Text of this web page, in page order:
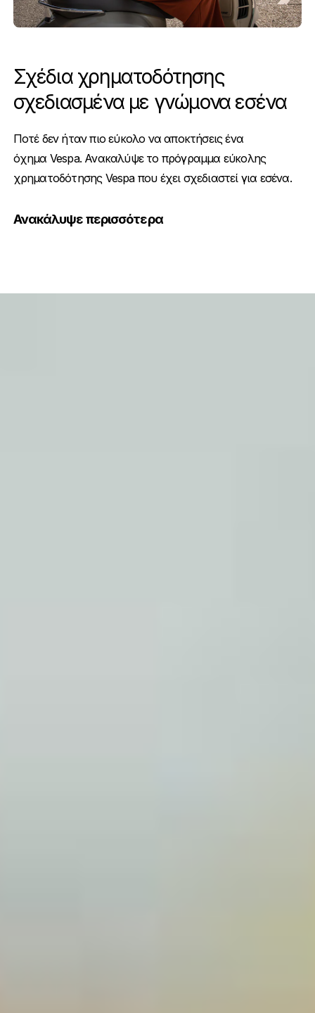
Σχέδια χρηματοδότησης
σχεδιασμένα με γνώμονα εσένα
Ποτέ δεν ήταν πιο εύκολο να αποκτήσεις ένα
όχημα Vespa. Ανακαλύψε το πρόγραμμα εύκολης
χρηματοδότησης Vespa που έχει σχεδιαστεί για εσένα.
Ανακάλυψε περισσότερα